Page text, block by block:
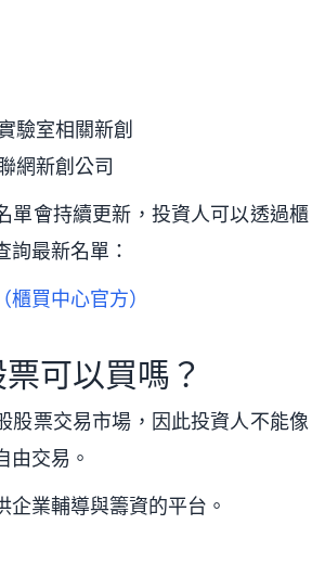
驗室相關新創
網新創公司
單會持續更新，投資人可以透過櫃
詢最新名單：
櫃買中心官方）
可以買嗎？
股票交易市場，因此投資人不能像
由交易。
企業輔導與籌資的平台。